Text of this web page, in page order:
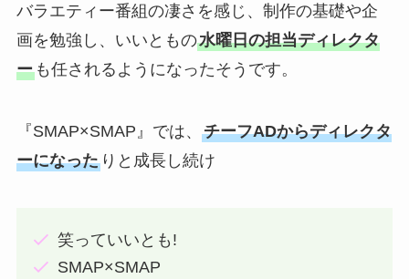
バラエティー番組の凄さを感じ、制作の基礎や企
画を勉強し、いいともの水曜日の担当ディレクタ
ーも任されるようになったそうです。
『SMAP×SMAP』では、 チーフADからディレクタ
ーになったりと成長し続け
笑っていいとも!
SMAP×SMAP